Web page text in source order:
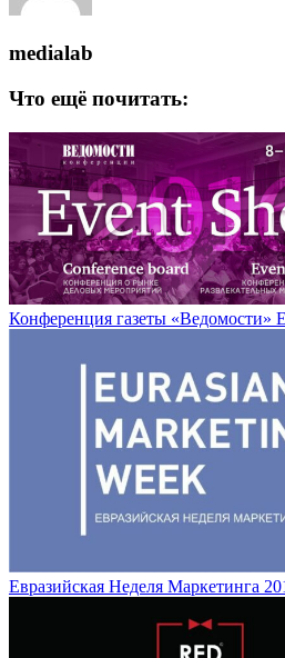
medialab
Что ещё почитать:
Конференция газеты «Ведомости»
Евразийская Неделя Маркетинга